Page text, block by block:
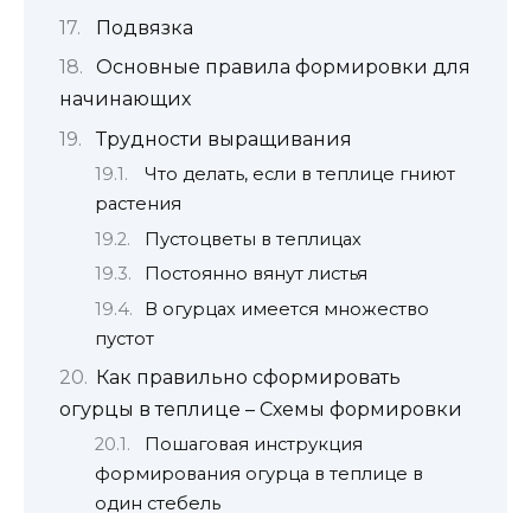
Подвязка
Основные правила формировки для
начинающих
Трудности выращивания
Что делать, если в теплице гниют
растения
Пустоцветы в теплицах
Постоянно вянут листья
В огурцах имеется множество
пустот
Как правильно сформировать
огурцы в теплице – Схемы формировки
Пошаговая инструкция
формирования огурца в теплице в
один стебель